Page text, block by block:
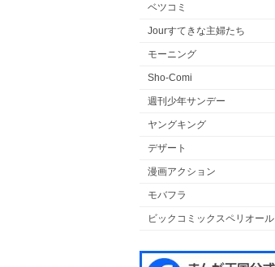
ベツコミ
Jourすてきな主婦たち
モーニング
Sho-Comi
週刊少年サンデー
ヤングキング
デザート
漫画アクション
モバフラ
ビックコミックスペリオール